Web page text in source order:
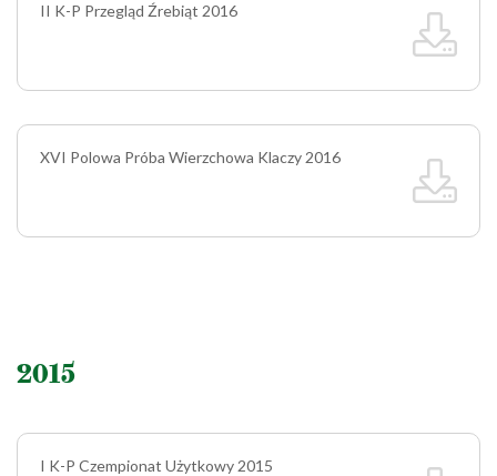
II K-P Przegląd Źrebiąt 2016
XVI Polowa Próba Wierzchowa Klaczy 2016
2015
I K-P Czempionat Użytkowy 2015